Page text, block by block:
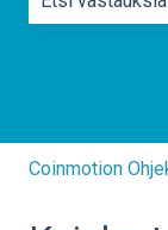
Coinmotion